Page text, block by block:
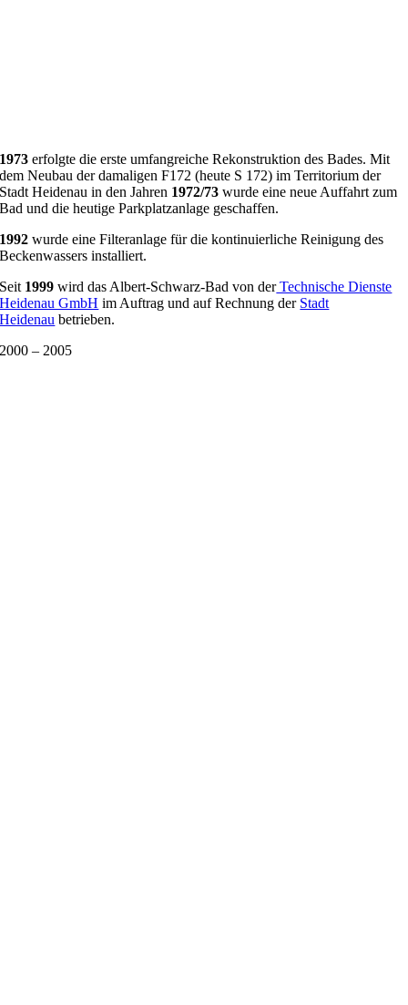
1973erfolgte die erste umfangreiche Rekonstruktion des Bades. Mit
dem Neubau der damaligen F172 (heute S 172) im Territorium der
Stadt Heidenau in den Jahren 1972/73 wurde eine neue Auffahrt zum
Bad und die heutige Parkplatzanlage geschaffen.
1992wurde eine Filteranlage für die kontinuierliche Reinigung des
Beckenwassers installiert.
Seit 1999 wird das Albert-Schwarz-Bad von derTechnische Dienste
Heidenau GmbH im Auftrag und auf Rechnung der Stadt
Heidenau betrieben.
2000 – 2005